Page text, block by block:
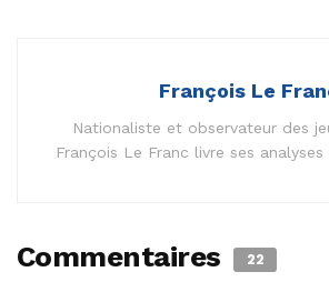
François Le
Nationaliste et observateur des
François Le Franc livre ses
Commentaires 22